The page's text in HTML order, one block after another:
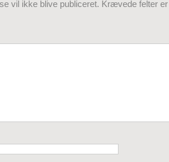
vil ikke blive publiceret. Krævede felter